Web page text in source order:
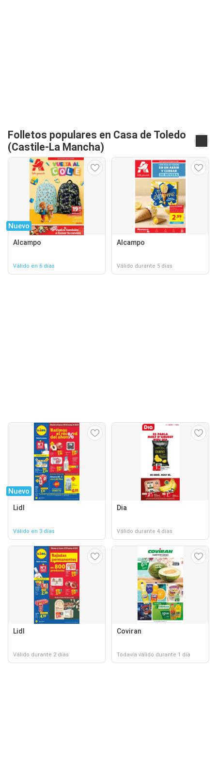
Folletos populares en Casa de Toledo
(Castile-La Mancha)
Nuevo
Alcampo
Válido en 6 días
Alcampo
Válido durante 5 días
Nuevo
Lidl
Válido en 3 días
Dia
Válido durante 4 días
Lidl
Válido durante 2 días
Coviran
Todavía válido durante 1 día